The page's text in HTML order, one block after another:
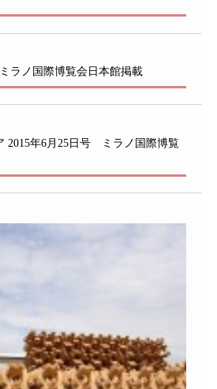
ラノ国際博覧会日本館掲載
2015年6月25日号 ミラノ国際博覧